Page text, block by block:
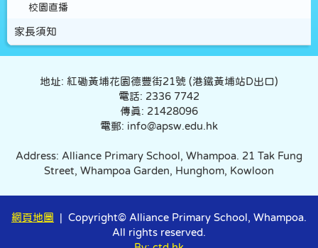
校園直播
家長須知
地址: 紅磡黃埔花園德豐街21號 (港鐵黃埔站D出口)
電話: 2336 7742
傳真: 21428096
電郵: info@apsw.edu.hk
Address: Alliance Primary School, Whampoa. 21 Tak Fung
Street, Whampoa Garden, Hunghom, Kowloon
網頁地圖
| Copyright© Alliance Primary School, Whampoa.
All rights reserved.